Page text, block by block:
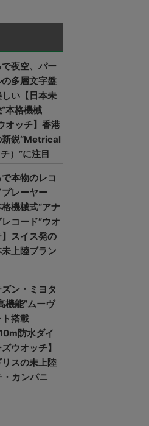
で夜空、パー
の多層文字盤
い【日本未
本格機械
オッチ】香港
新鋭“Metrical
）”に注目
で本物のレコ
プレーヤー
格機械式“アナ
レコード”ウオ
】スイス発の
未上陸ブラン
ン・ミヨタ
機能”ムーヴ
ト搭載
防水ダイ
ウオッチ】
リスの未上陸
カンパニ